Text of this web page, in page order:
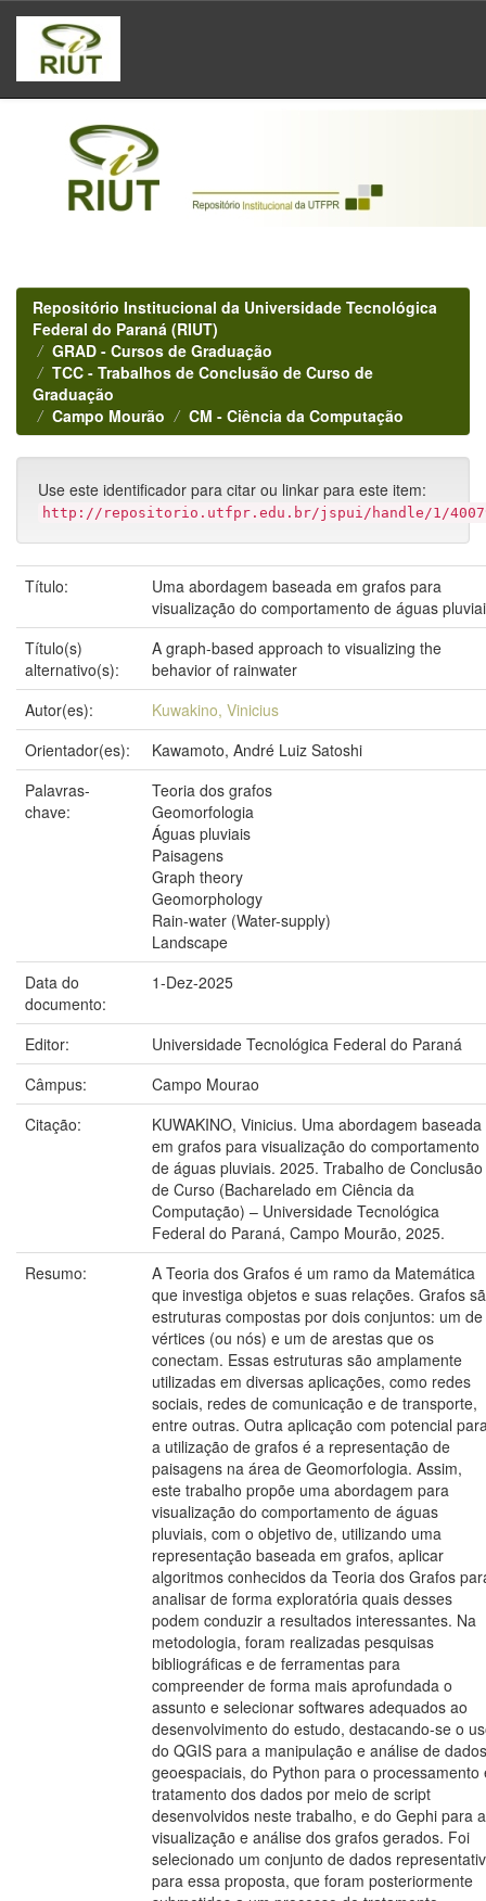
Skip
navigation
Repositório Institucional da Universidade Tecnológica
Federal do Paraná (RIUT)
GRAD - Cursos de Graduação
TCC - Trabalhos de Conclusão de Curso de
Graduação
Campo Mourão
CM - Ciência da Computação
Use este identificador para citar ou linkar para este item:
http://repositorio.utfpr.edu.br/jspui/handle/1/
Título:
Uma abordagem baseada em grafos para
visualização do comportamento de águas
Título(s)
alternativo(s):
A graph-based approach to visualizing the
behavior of rainwater
Autor(es):
Kuwakino, Vinicius
Orientador(es):
Kawamoto, André Luiz Satoshi
Palavras-
chave:
Teoria dos grafos
Geomorfologia
Águas pluviais
Paisagens
Graph theory
Geomorphology
Rain-water (Water-supply)
Landscape
Data do
documento:
1-Dez-2025
Editor:
Universidade Tecnológica Federal do Paraná
Câmpus:
Campo Mourao
Citação:
KUWAKINO, Vinicius. Uma abordagem baseada
em grafos para visualização do comportamento
de águas pluviais. 2025. Trabalho de Conclusão
de Curso (Bacharelado em Ciência da
Computação) – Universidade Tecnológica
Federal do Paraná, Campo Mourão, 2025.
Resumo:
A Teoria dos Grafos é um ramo da Matemática
que investiga objetos e suas relações. Grafos
estruturas compostas por dois conjuntos: um de
vértices (ou nós) e um de arestas que os
conectam. Essas estruturas são amplamente
utilizadas em diversas aplicações, como redes
sociais, redes de comunicação e de transporte,
entre outras. Outra aplicação com potencial
a utilização de grafos é a representação de
paisagens na área de Geomorfologia. Assim,
este trabalho propõe uma abordagem para
visualização do comportamento de águas
pluviais, com o objetivo de, utilizando uma
representação baseada em grafos, aplicar
algoritmos conhecidos da Teoria dos Grafos
analisar de forma exploratória quais desses
podem conduzir a resultados interessantes. Na
metodologia, foram realizadas pesquisas
bibliográficas e de ferramentas para
compreender de forma mais aprofundada o
assunto e selecionar softwares adequados ao
desenvolvimento do estudo, destacando-se o
do QGIS para a manipulação e análise de dados
geoespaciais, do Python para o processamento
tratamento dos dados por meio de script
desenvolvidos neste trabalho, e do Gephi para a
visualização e análise dos grafos gerados. Foi
selecionado um conjunto de dados
para essa proposta, que foram posteriormente